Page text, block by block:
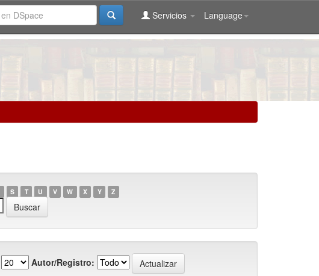
Language
Servicios
S T U V W X Y Z
Autor/Registro: